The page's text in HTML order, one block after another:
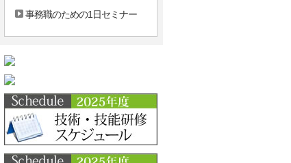
事務職のための1日セミナー